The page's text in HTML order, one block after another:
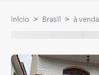
Início Brasil à venda